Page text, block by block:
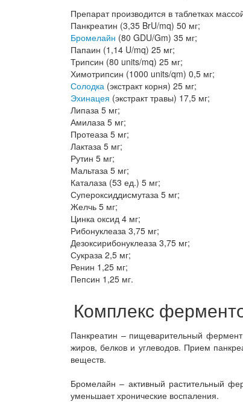
Препарат производится в таблетках
Панкреатин (3,35 BrU/mq) 50 мг;
Бромелайн (80 GDU/Gm) 35 мг;
Папаин (1,14 U/mq) 25 мг;
Трипсин (80 units/mq) 25 мг;
Химотрипсин (1000 units/qm) 0,5 мг;
Солодка (экстракт корня) 25 мг;
Эхинацея (экстракт травы) 17,5 мг;
Липаза 5 мг;
Амилаза 5 мг;
Протеаза 5 мг;
Лактаза 5 мг;
Рутин 5 мг;
Мальтаза 5 мг;
Каталаза (53 ед.) 5 мг;
Супероксиддисмутаза 5 мг;
Желчь 5 мг;
Цинка оксид 4 мг;
Рибонуклеаза 3,75 мг;
Дезоксирибонуклеаза 3,75 мг;
Сукраза 2,5 мг;
Ренин 1,25 мг;
Пепсин 1,25 мг.
Комплекс
Панкреатин – пищеварительный
жиров, белков и углеводов. Прием
веществ.
Бромелайн – активный растительный
уменьшает хронические воспаления.